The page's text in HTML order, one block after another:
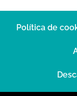
Política de